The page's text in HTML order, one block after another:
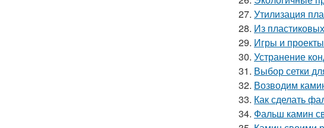
27. Утилизация
28. Из
29. Игры и
30. Устранение
31. Выбор сетки
32. Возводим
33. Как сделать
34. Фальш камин